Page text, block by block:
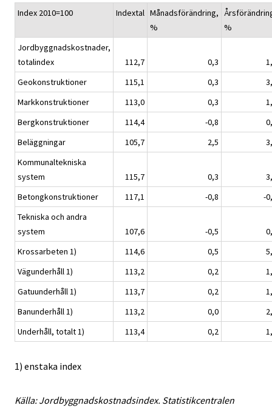
Index 2010=100 Indextal Månadsförändring,
%
%
Jordbyggnadskostnader,
totalindex
112,7 0,3
Geokonstruktioner
115,1 0,3
Markkonstruktioner
113,0 0,3
Bergkonstruktioner
114,4 -0,8
Beläggningar
105,7 2,5
Kommunaltekniska
system
115,7 0,3
Betongkonstruktioner
117,1 -0,8
-
Tekniska och andra
system
107,6 -0,5
Krossarbeten 1)
114,6 0,5
Vägunderhåll 1)
113,2 0,2
Gatuunderhåll 1)
113,7 0,2
Banunderhåll 1)
113,2 0,0
Underhåll, totalt 1)
113,4 0,2
1) enstaka index
Källa: Jordbyggnadskostnadsindex. Statistikcentralen